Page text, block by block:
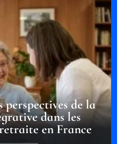
perspectives de la
dans les
en France